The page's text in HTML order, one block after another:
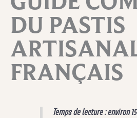
DU PASTIS
FRANÇAIS
Temps de lecture : environ